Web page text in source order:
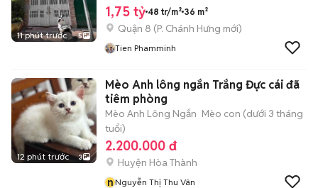
11 phút trước 5
1,75 tỷ 48 tr/m² 36 m²
Quận 8 (P. Chánh Hưng mới)
Tien Phamminh
12 phút trước 3
Mèo Anh lông ngắn Trắng Đực cái đã
tiêm phòng
Mèo Anh Lông Ngắn Mèo con (dưới 3 tháng
tuổi)
2.200.000 đ
Huyện Hòa Thành
nNguyễn Thị Thu Vân